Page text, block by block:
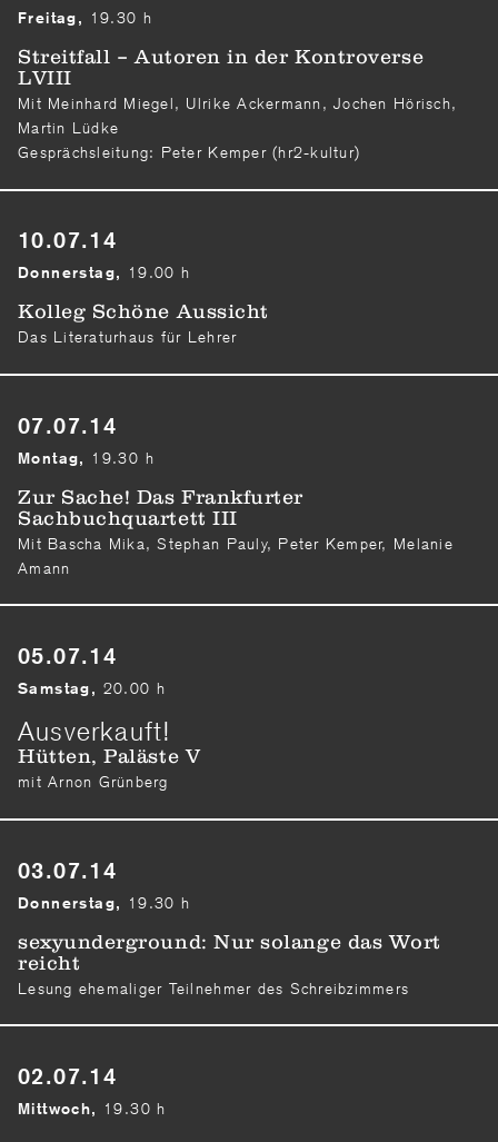
Freitag, 19.30 h
Streitfall – Autoren in der Kontroverse
LVIII
Mit Meinhard Miegel, Ulrike Ackermann, Jochen Hörisch,
Martin Lüdke
Gesprächsleitung: Peter Kemper (hr2-kultur)
10.07.14
Donnerstag, 19.00 h
Kolleg Schöne Aussicht
Das Literaturhaus für Lehrer
07.07.14
Montag, 19.30 h
Zur Sache! Das Frankfurter
Sachbuchquartett III
Mit Bascha Mika, Stephan Pauly, Peter Kemper, Melanie
Amann
05.07.14
Samstag, 20.00 h
Ausverkauft!
Hütten, Paläste V
mit Arnon Grünberg
03.07.14
Donnerstag, 19.30 h
sexyunderground: Nur solange das Wort
reicht
Lesung ehemaliger Teilnehmer des Schreibzimmers
02.07.14
Mittwoch, 19.30 h